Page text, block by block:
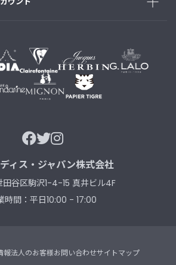
ィス・ジャパン株式会社
田谷区駒沢1-4-15 真井ビル4F
時間：平日10:00 - 17:00
報法人のお客様お問い合わせサイトマップ